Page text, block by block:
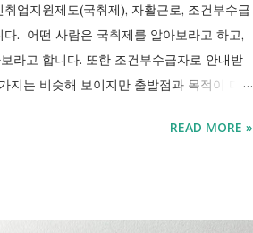
업지원제도(국취제), 자활근로, 조건부수급
. 어떤 사람은 국취제를 알아보라고 하고,
라고 합니다. 또한 조건부수급자로 안내받
지는 비슷해 보이지만 출발점과 목적이 다
. 그래서 포기하지 않길 바라는 마음에 쉽게
READ MORE »